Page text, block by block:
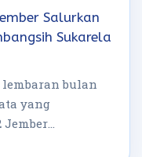
Salurkan
Sukarela
lembaran bulan
yang
Jember